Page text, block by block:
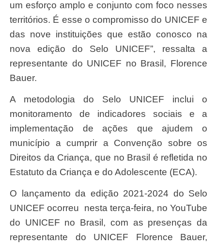
um esforço amplo e conjunto com foco nesses
territórios. É esse o compromisso do UNICEF e
das nove instituições que estão conosco na
nova edição do Selo UNICEF”, ressalta a
representante do UNICEF no Brasil, Florence
Bauer.
A metodologia do Selo UNICEF inclui o
monitoramento de indicadores sociais e a
implementação de ações que ajudem o
município a cumprir a Convenção sobre os
Direitos da Criança, que no Brasil é refletida no
Estatuto da Criança e do Adolescente (ECA).
O lançamento da edição 2021-2024 do Selo
UNICEF ocorreu nesta terça-feira, no YouTube
do UNICEF no Brasil, com as presenças da
representante do UNICEF Florence Bauer,